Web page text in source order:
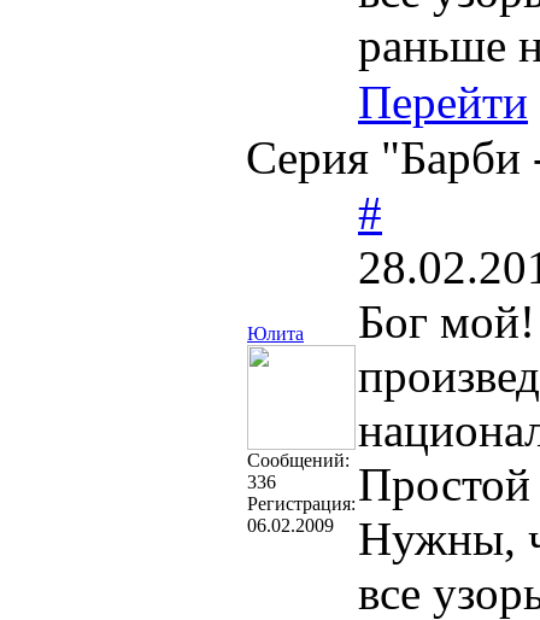
раньше
Перейти
Серия
Юлита
Cообщений:
336
Регистрация:
06.02.2009
#
Бог
Простой
Нужны,
все